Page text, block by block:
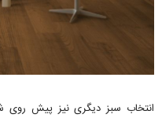
انتخاب سبز دیگری نیز پیش روی